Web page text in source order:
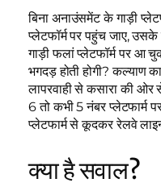
बिना अनाउंसमेंट के गाड़ी
प्लेटफॉर्म पर पहुंच जाए,
गाड़ी फलां प्लेटफॉर्म पर आ
भगदड़ होती होगी? कल्याण
लापरवाही से कसारा की
6 तो कभी 5 नंबर प्लेटफार्म
प्लेटफार्म से कूदकर रेलवे
क्या है सवाल?